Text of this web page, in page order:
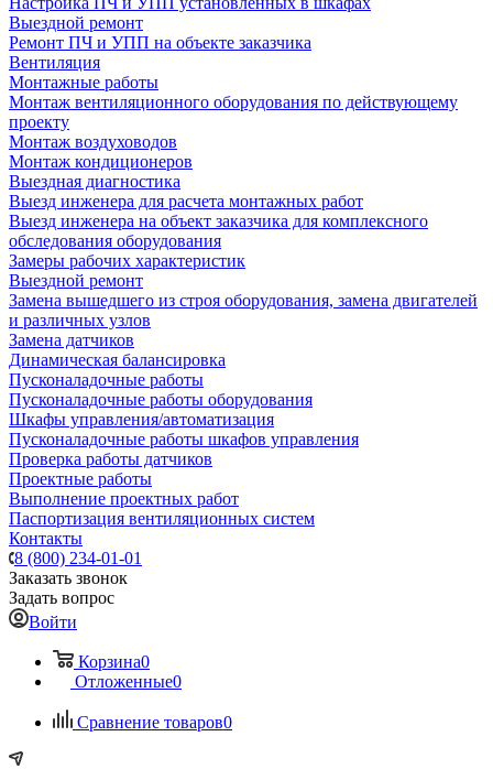
Выездной ремонт
Ремонт ПЧ и УПП на объекте заказчика
Вентиляция
Монтажные работы
Монтаж вентиляционного оборудования по действующему
проекту
Монтаж воздуховодов
Монтаж кондиционеров
Выездная диагностика
Выезд инженера для расчета монтажных работ
Выезд инженера на объект заказчика для комплексного
обследования оборудования
Замеры рабочих характеристик
Выездной ремонт
Замена вышедшего из строя оборудования, замена двигателей
и различных узлов
Замена датчиков
Динамическая балансировка
Пусконаладочные работы
Пусконаладочные работы оборудования
Шкафы управления/автоматизация
Пусконаладочные работы шкафов управления
Проверка работы датчиков
Проектные работы
Выполнение проектных работ
Паспортизация вентиляционных систем
Контакты
8 (800) 234-01-01
Заказать звонок
Задать вопрос
Войти
Корзина0
Отложенные0
Сравнение товаров0